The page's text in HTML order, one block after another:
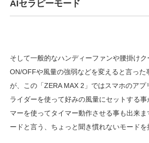
AIセラピーモード
そして一般的なハンディーファンや腰掛け
ON/OFFや風量の強弱などを変えると言った
が、この「ZERA MAX 2」ではスマホのアプ
ライダーを使って好みの風量にセットする
マーを使ってタイマー動作させる事も出来
ードと言う、ちょっと聞き慣れないモードを